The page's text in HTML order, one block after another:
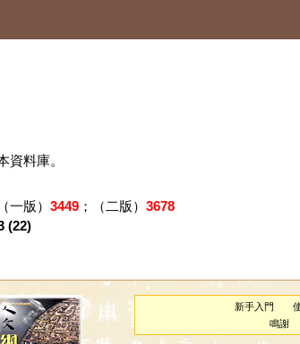
資料庫。
一版） 3449；（二版） 3678
(22)
新手入門
鳴謝